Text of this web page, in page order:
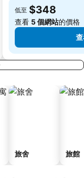
低至 $348
查看 5 個網站的價格
旅舍 旅館